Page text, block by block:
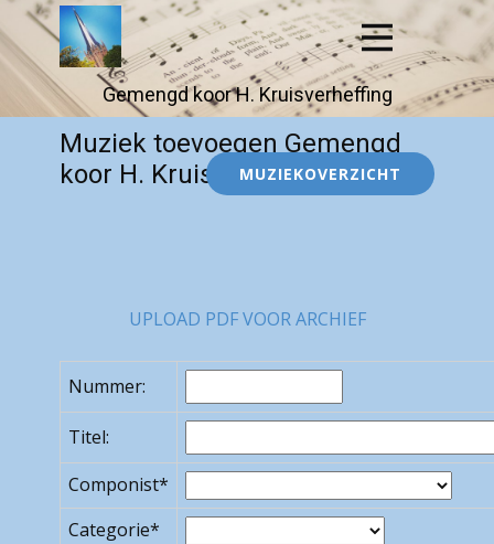
Gemengd koor H. Kruisver​​heffing
Muziek toevoegen Gemengd
koor H. Kruisverheffing
MUZIEKOVERZICHT
UPLOAD PDF VOOR ARCHIEF
Nummer:
Titel:
Componist*
Categorie*